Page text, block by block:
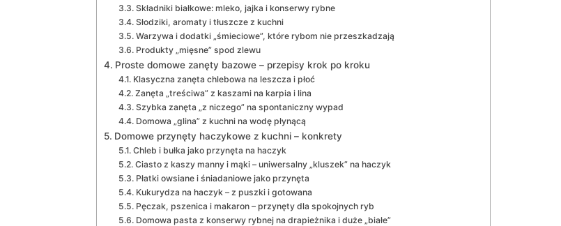
Składniki białkowe: mleko, jajka i konserwy rybne
Słodziki, aromaty i tłuszcze z kuchni
Warzywa i dodatki „śmieciowe”, które rybom nie przeszkadzają
Produkty „mięsne” spod zlewu
Proste domowe zanęty bazowe – przepisy krok po kroku
Klasyczna zanęta chlebowa na leszcza i płoć
Zanęta „treściwa” z kaszami na karpia i lina
Szybka zanęta „z niczego” na spontaniczny wypad
Domowa „glina” z kuchni na wodę płynącą
Domowe przynęty haczykowe z kuchni – konkrety
Chleb i bułka jako przynęta na haczyk
Ciasto z kaszy manny i mąki – uniwersalny „kluszek” na haczyk
Płatki owsiane i śniadaniowe jako przynęta
Kukurydza na haczyk – z puszki i gotowana
Pęczak, pszenica i makaron – przynęty dla spokojnych ryb
Domowa pasta z konserwy rybnej na drapieżnika i duże „białe”